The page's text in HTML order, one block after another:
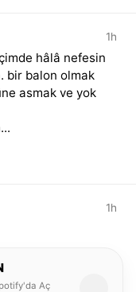
1h
hâlâ nefesin
bir balon olmak
asmak ve yok
1h
Aç